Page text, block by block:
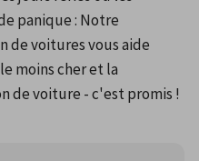
panique : Notre
de voitures vous aide
moins cher et la
de voiture - c'est promis !